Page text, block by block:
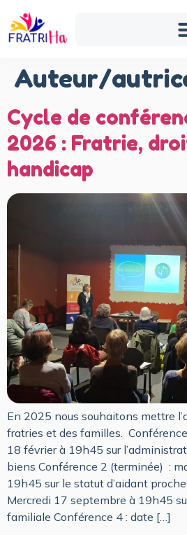
Auteur/
Cycle de
2026 : Fratrie,
handicap
En 2025 nous souhaitons mettre
fratries et des familles.
18 février à 19h45 sur
biens Conférence 2 (terminée) :
19h45 sur le statut d’aidant
Mercredi 17 septembre à 19h45
familiale ​Conférence 4 : date […]